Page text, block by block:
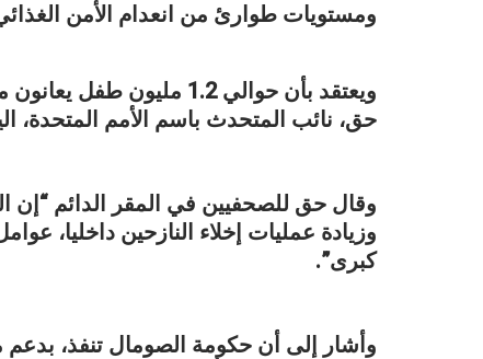
ومستويات طوارئ من انعدام الأمن
ويعتقد بأن حوالي 1.2
حق، نائب المتحدث باسم الأمم المتحدة،
وقال حق للصحفيين في المقر الدائم “إن
وزيادة عمليات إخلاء النازحين داخليا،
كبرى”.
وأشار إلى أن حكومة الصومال تنفذ، بدعم